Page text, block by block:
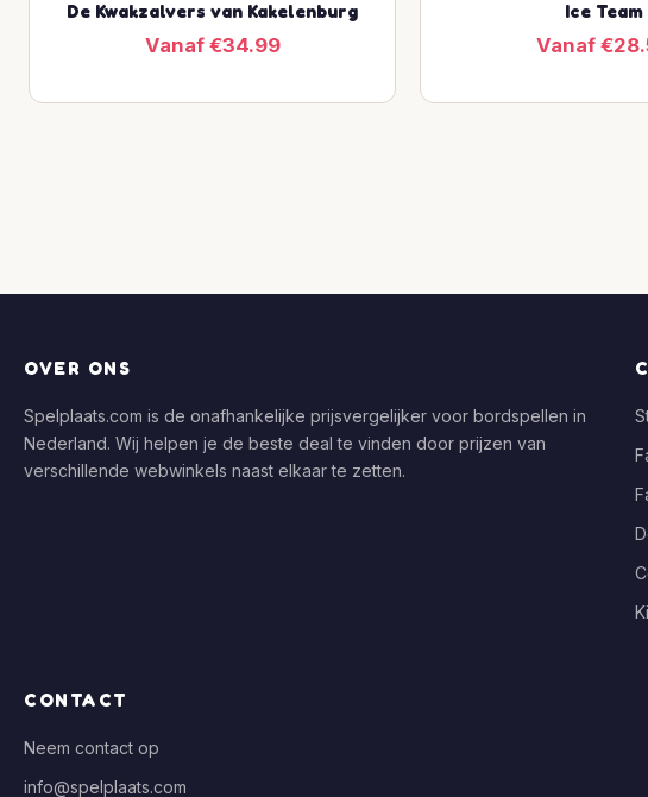
De Kwakzalvers van Kakelenburg
Vanaf €34.99
Ice Team
Vanaf
OVER ONS
Spelplaats.com is de onafhankelijke prijsvergelijker voor bordspellen in
Nederland. Wij helpen je de beste deal te vinden door prijzen van
verschillende webwinkels naast elkaar te zetten.
CONTACT
Neem contact op
info@spelplaats.com